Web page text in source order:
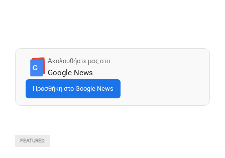
G≡
Ακολουθήστε μας στο
Google News
Προσθήκη στο Google News
FEATURED